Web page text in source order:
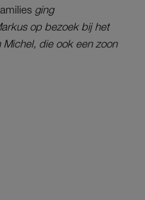
ging
op bezoek bij het
die ook een zoon